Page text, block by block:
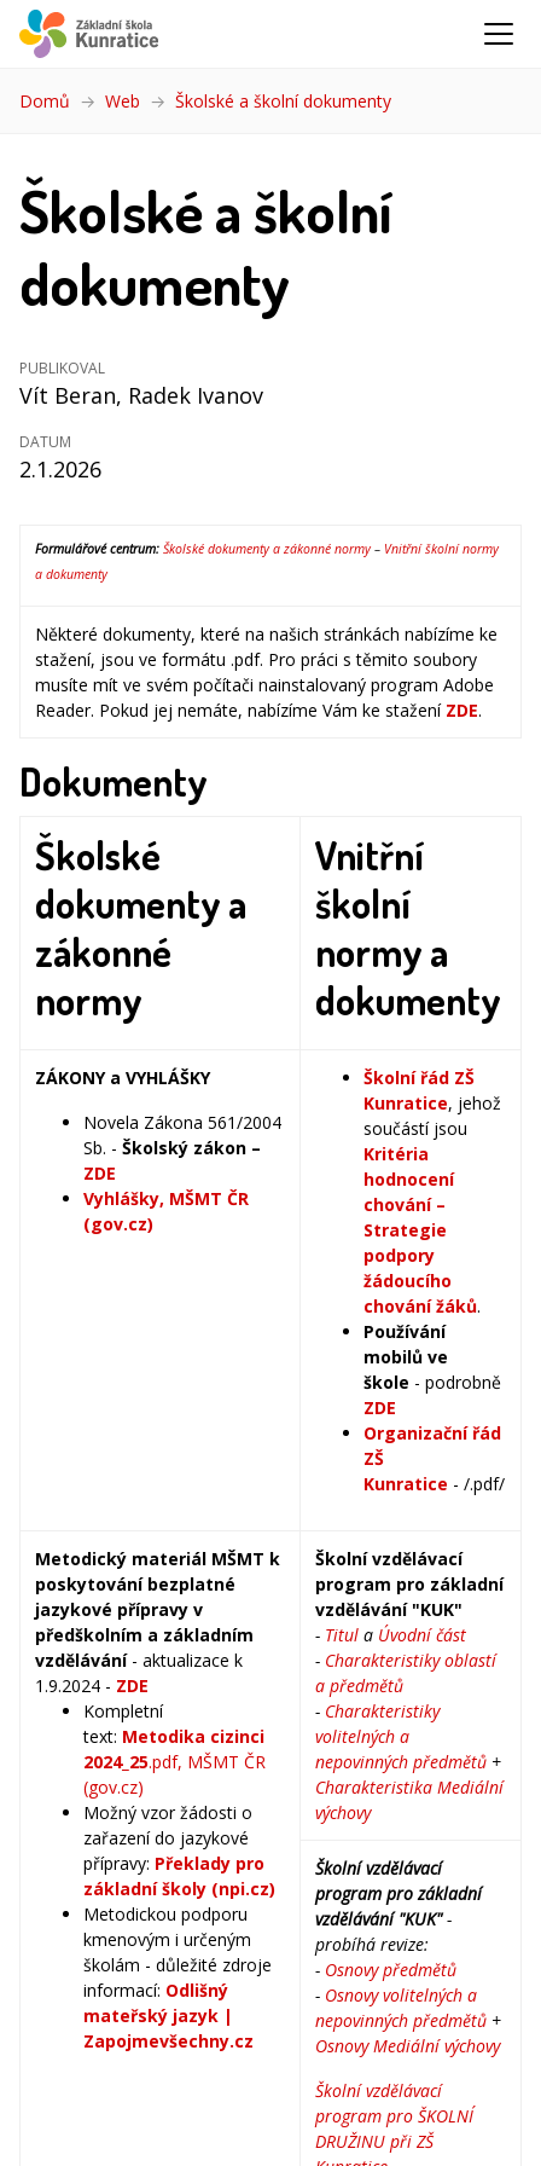
Domů Web Školské a školní dokumenty
Školské a školní
dokumenty
PUBLIKOVAL
Vít Beran, Radek Ivanov
DATUM
2.1.2026
Formulářové centrum: Školské dokumenty a zákonné normy– Vnitřní školní normy
a dokumenty
Některé dokumenty, které na našich stránkách nabízíme ke
stažení, jsou ve formátu .pdf. Pro práci s těmito soubory
musíte mít ve svém počítači nainstalovaný program Adobe
Reader. Pokud jej nemáte, nabízíme Vám ke stažení ZDE.
Dokumenty
Školské
dokumenty a
zákonné
normy
Vnitřní
školní
normy a
dokumenty
ZÁKONY a VYHLÁŠKY
Novela Zákona 561/2004
Sb. - Školský zákon –
ZDE
Vyhlášky, MŠMT ČR
(gov.cz)
Školní řád ZŠ
Kunratice, jehož
součástí jsou
Kritéria
hodnocení
chování –
Strategie
podpory
žádoucího
chování žáků.
Používání
mobilů ve
škole - podrobně
ZDE
Organizační řád
ZŠ
Kunratice - /.pdf/
Metodický materiál MŠMT k
poskytování bezplatné
jazykové přípravy v
předškolním a základním
vzdělávání- aktualizace k
1.9.2024 - ZDE
Kompletní
text: Metodika cizinci
2024_25.pdf, MŠMT ČR
(gov.cz)
Možný vzor žádosti o
zařazení do jazykové
přípravy: Překlady pro
základní školy (npi.cz)
Metodickou podporu
kmenovým i určeným
školám - důležité zdroje
informací: Odlišný
mateřský jazyk |
Zapojmevšechny.cz
Školní vzdělávací
program pro základní
vzdělávání "KUK"
- Titul a Úvodní část
- Charakteristiky oblastí
a předmětů
- Charakteristiky
volitelných a
nepovinných předmětů +
Charakteristika Mediální
výchovy
Školní vzdělávací
program pro základní
vzdělávání "KUK" -
probíhá revize:
- Osnovy předmětů
- Osnovy volitelných a
nepovinných předmětů +
Osnovy Mediální výchovy
Školní vzdělávací
program pro ŠKOLNÍ
DRUŽINU při ZŠ